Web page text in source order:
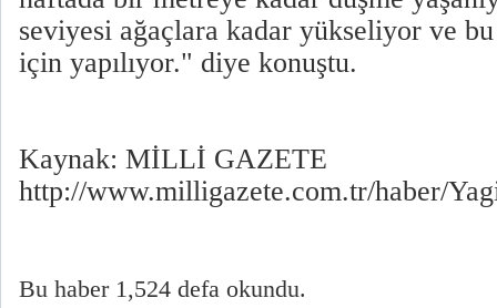
seviyesi ağaçlara kadar yükseliyor ve
için yapılıyor." diye konuştu.
Kaynak: MİLLİ GAZETE
http://www.milligazete.com.tr/haber/
Bu haber 1,524 defa okundu.